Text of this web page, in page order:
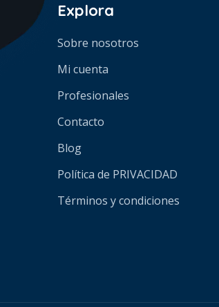
Explora
Sobre nosotros
Mi cuenta
Profesionales
Contacto
Blog
Política de PRIVACIDAD
Términos y condiciones